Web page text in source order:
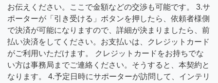
お伝えください。ここで金額などの交渉も可能です。 3.サ
ポーターが「引き受ける」ボタンを押したら、依頼者様側
で決済が可能になりますので、詳細が決まりましたら、前
払い決済をしてください。お支払いは、クレジットカード
がご利用いただけます。 クレジットカードをお持ちでな
い方は事務局までご連絡ください。そうすると、本契約と
なります。 4.予定日時にサポーターが訪問して、インテリ